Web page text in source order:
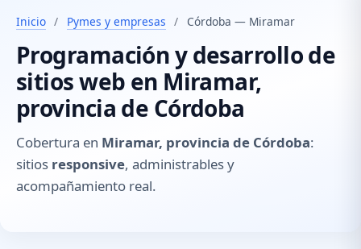
Inicio / Pymes y empresas / Córdoba — Miramar
Programación y desarrollo de
sitios web en Miramar,
provincia de Córdoba
Cobertura en Miramar, provincia de Córdoba:
sitios responsive, administrables y
acompañamiento real.